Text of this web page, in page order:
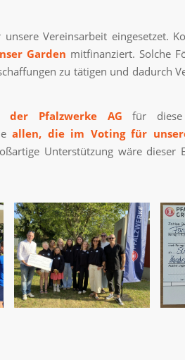
Vereinsarbeit eingesetzet.
Garden mitfinanziert. Solche
zu tätigen und dadurch
der Pfalzwerke AG für diese
allen, die im Voting für
Unterstützung wäre dieser